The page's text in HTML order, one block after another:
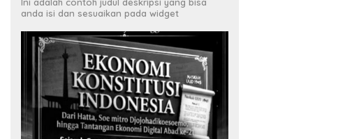
anda isi dan sesuaikan pada widget